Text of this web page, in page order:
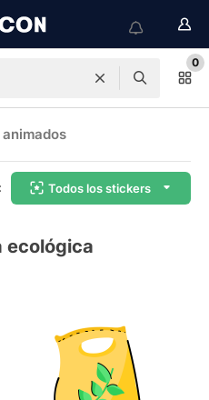
0
Todos los stickers
ecológica